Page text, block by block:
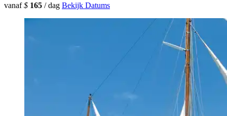
vanaf$ 165 / dag Bekijk Datums